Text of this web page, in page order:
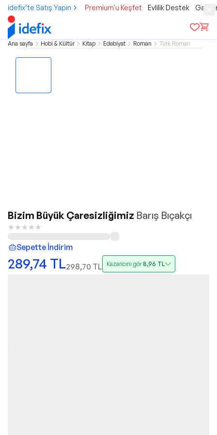
idefix’te Satış Yapın Premium'u Keşfet Evlilik Destek
Ana sayfa Hobi & Kültür Kitap Edebiyat Roman Türk Roman
Bizim Büyük Çaresizliğimiz Barış Bıçakçı
Sepette İndirim
289,74 TL298,70 TL Kazancını gör8,96 TL